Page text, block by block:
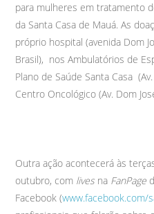
para mulheres em tratamento
da Santa Casa de Mauá. As
próprio hospital (avenida Dom
Brasil), nos Ambulatórios de
Plano de Saúde Santa Casa
Centro Oncológico (Av. Dom
Outra ação acontecerá às
outubro, com lives na FanPage
Facebook (www.facebook.com/